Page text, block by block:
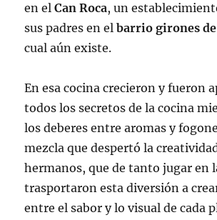
en elCan Roca, un
sus padres en elbarrio girones
cual aún existe.
En esa cocina crecieron y fueron
todos los secretos de la cocina
los deberes entre aromas y
mezcla que despertó la
hermanos, que de tanto jugar en
trasportaron esta diversión a
entre el sabor y lo visual de cada